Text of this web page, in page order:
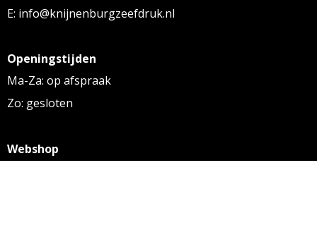
E: info@knijnenburgzeefdruk.nl
Openingstijden
Ma-Za: op afspraak
Zo: gesloten
Webshop